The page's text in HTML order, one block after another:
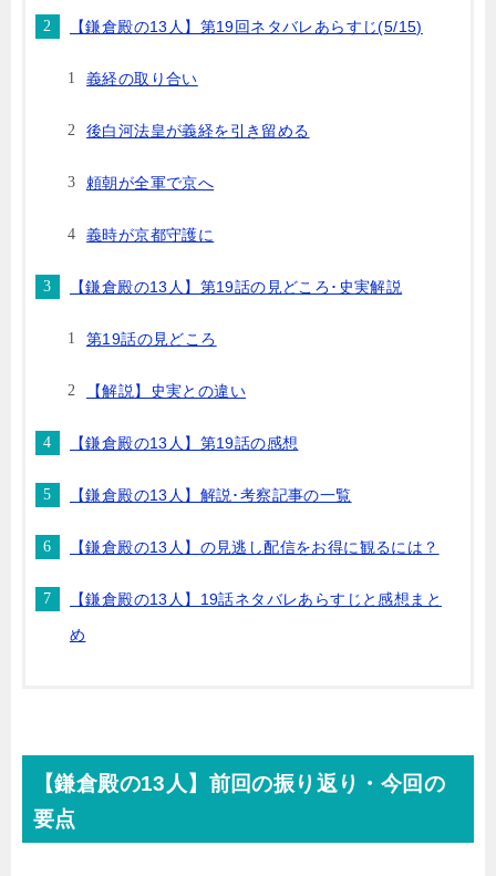
【鎌倉殿の13人】第19回ネタバレあらすじ(5/15)
義経の取り合い
後白河法皇が義経を引き留める
頼朝が全軍で京へ
義時が京都守護に
【鎌倉殿の13人】第19話の見どころ･史実解説
第19話の見どころ
【解説】史実との違い
【鎌倉殿の13人】第19話の感想
【鎌倉殿の13人】解説･考察記事の一覧
【鎌倉殿の13人】の見逃し配信をお得に観るには？
【鎌倉殿の13人】19話ネタバレあらすじと感想まと
め
【鎌倉殿の13人】前回の振り返り・今回の
要点